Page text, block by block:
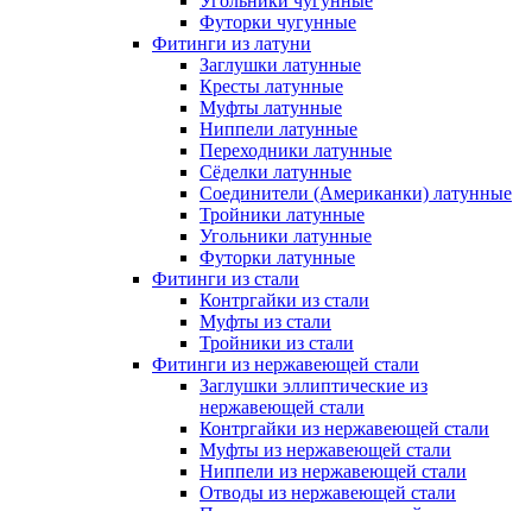
Футорки чугунные
Фитинги из латуни
Заглушки латунные
Кресты латунные
Муфты латунные
Ниппели латунные
Переходники латунные
Сёделки латунные
Соединители (Американки) латунные
Тройники латунные
Угольники латунные
Футорки латунные
Фитинги из стали
Контргайки из стали
Муфты из стали
Тройники из стали
Фитинги из нержавеющей стали
Заглушки эллиптические из
нержавеющей стали
Контргайки из нержавеющей стали
Муфты из нержавеющей стали
Ниппели из нержавеющей стали
Отводы из нержавеющей стали